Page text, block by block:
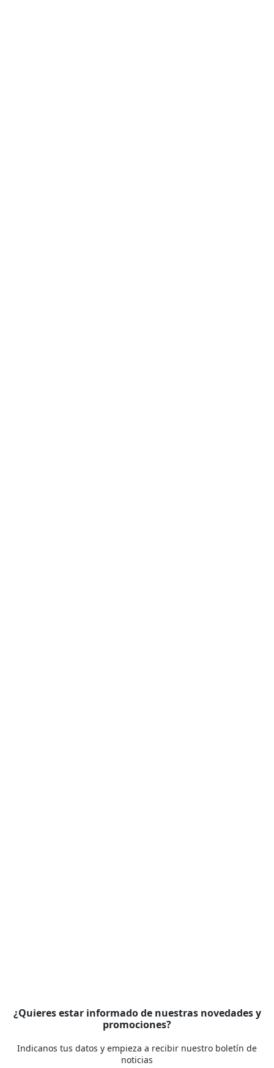
¿Quieres estar informado de nuestras novedades y
promociones?
Indicanos tus datos y empieza a recibir nuestro boletín de
noticias